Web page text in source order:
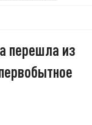
перешла из